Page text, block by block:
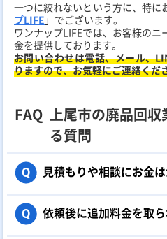
一つに絞れないという方に、特に
プLIFE 」でございます。
ワンナップLIFEでは、お客様の
金を提供しております。
お問い合わせは電話、メール、
りますので、お気軽にご連絡くだ
FAQ 上尾市の廃品回
る質問
Q 見積もりや相談にお金
Q 依頼後に追加料金を取